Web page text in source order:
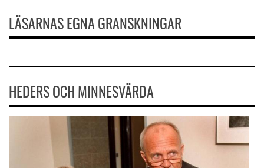
LÄSARNAS EGNA GRANSKNINGAR
HEDERS OCH MINNESVÄRDA